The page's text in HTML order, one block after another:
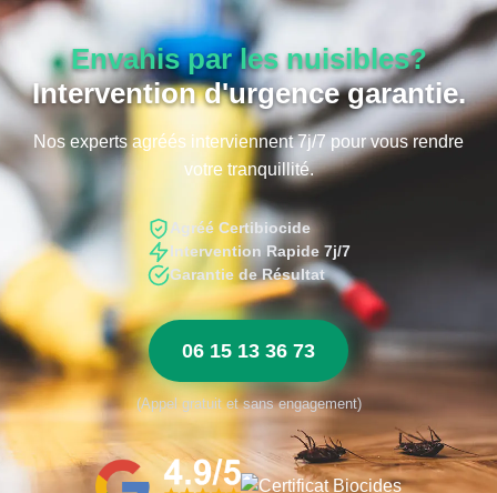
Envahis par les nuisibles?
Intervention d'urgence garantie.
Nos experts agréés interviennent 7j/7 pour vous rendre
votre tranquillité.
Agréé Certibiocide
Intervention Rapide 7j/7
Garantie de Résultat
06 15 13 36 73
(Appel gratuit et sans engagement)